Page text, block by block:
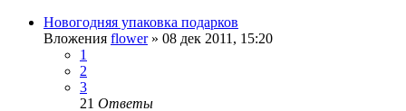
Новогодняя упаковка подарков
Вложения flower» 08 дек 2011, 15:20
1
2
3
21 Ответы